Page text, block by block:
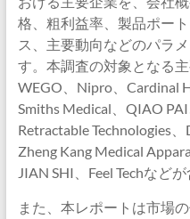
格、粗利益率、製品ポー
ス、主要動向などのパラ
す。本調査の対象となる
WEGO、Nipro、Cardinal
Smiths Medical、QIAO
Retractable Technologies
Zheng Kang Medical
JIAN SHI、Feel Techなどが
また、本レポートは市場